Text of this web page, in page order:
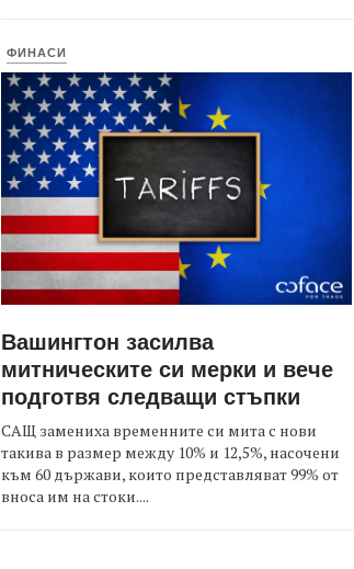
ФИНАСИ
Вашингтон засилва
митническите си мерки и вече
подготвя следващи стъпки
САЩ замениха временните си мита с нови
такива в размер между 10% и 12,5%, насочени
към 60 държави, които представляват 99% от
вноса им на стоки....